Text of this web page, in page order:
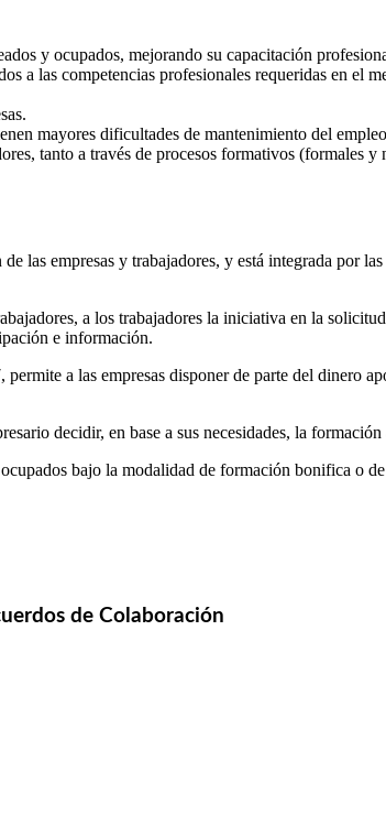
y ocupados, mejorando su capacitación
a las competencias profesionales requeridas en el
mayores dificultades de mantenimiento del
tanto a través de procesos formativos (formales
las empresas y trabajadores, y está integrada por
a los trabajadores la iniciativa en la
e información.
a las empresas disponer de parte del dinero
decidir, en base a sus necesidades, la
bajo la modalidad de formación bonifica o
de Colaboración